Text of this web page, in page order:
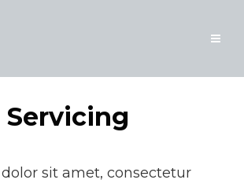
Servicing
sit amet, consectetur